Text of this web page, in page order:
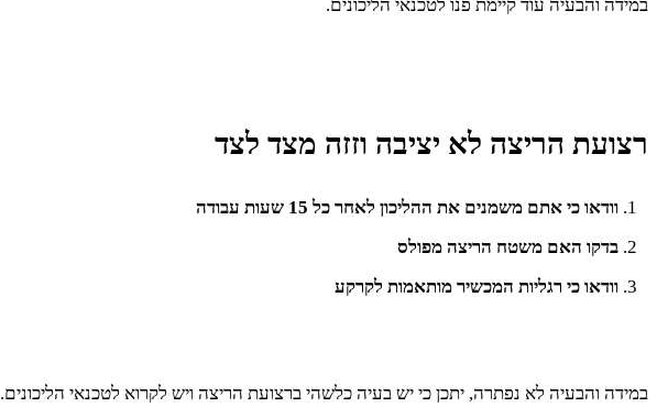
במידה והבעיה עוד קיימת פנו לטכנאי הליכונים.
רצועת הריצה לא יציבה וזזה מצד לצד
וודאו כי אתם משמנים את ההליכון לאחר כל 15 שעות עבודה
בדקו האם משטח הריצה מפולס
וודאו כי רגליות המכשיר מותאמות לקרקע
במידה והבעיה לא נפתרה, יתכן כי יש בעיה כלשהי ברצועת הריצה ויש לקרוא לטכנאי הליכונים.